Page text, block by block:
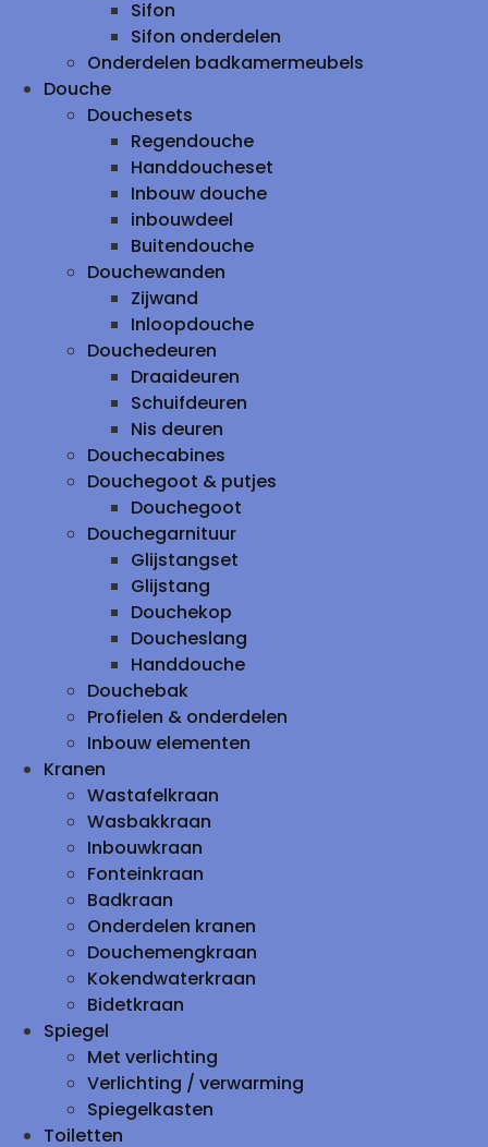
Sifon
Sifon onderdelen
Onderdelen badkamermeubels
Douche
Douchesets
Regendouche
Handdoucheset
Inbouw douche
inbouwdeel
Buitendouche
Douchewanden
Zijwand
Inloopdouche
Douchedeuren
Draaideuren
Schuifdeuren
Nis deuren
Douchecabines
Douchegoot & putjes
Douchegoot
Douchegarnituur
Glijstangset
Glijstang
Douchekop
Doucheslang
Handdouche
Douchebak
Profielen & onderdelen
Inbouw elementen
Kranen
Wastafelkraan
Wasbakkraan
Inbouwkraan
Fonteinkraan
Badkraan
Onderdelen kranen
Douchemengkraan
Kokendwaterkraan
Bidetkraan
Spiegel
Met verlichting
Verlichting / verwarming
Spiegelkasten
Toiletten